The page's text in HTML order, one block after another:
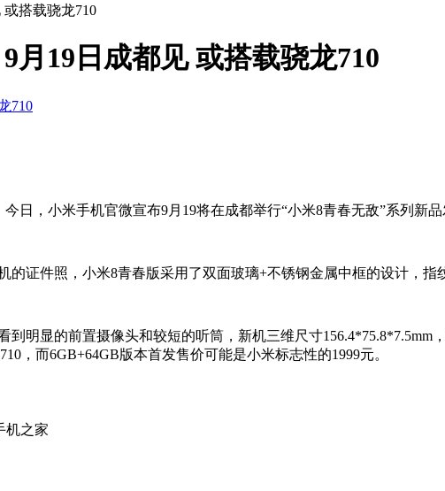
月19日成都见 或搭载骁龙710
710
，小米手机官微宣布9月19将在成都举行“小米8青春无敌”系列新品
的证件照，小米8青春版采用了双面玻璃+不锈钢金属中框的设计，指
明显的前置摄像头和较短的听筒，新机三维尺寸156.4*75.8*7.5mm
，而6GB+64GB版本首发售价可能是小米标志性的1999元。
机之家